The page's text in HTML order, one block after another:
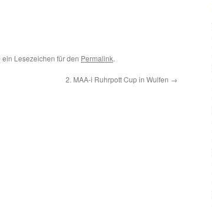
Lesezeichen für den Permalink.
2. MAA-i Ruhrpott Cup in Wulfen →